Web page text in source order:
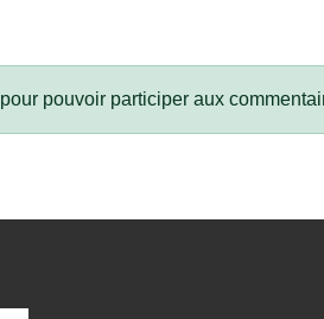
pour pouvoir participer aux